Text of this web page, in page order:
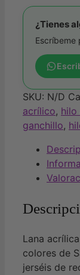
de
Katia
cantidad
¿Tienes
Escríbeme
SKU: N/D
acrílico, hilo
ganchillo,
Lana
colores de
jerséis de